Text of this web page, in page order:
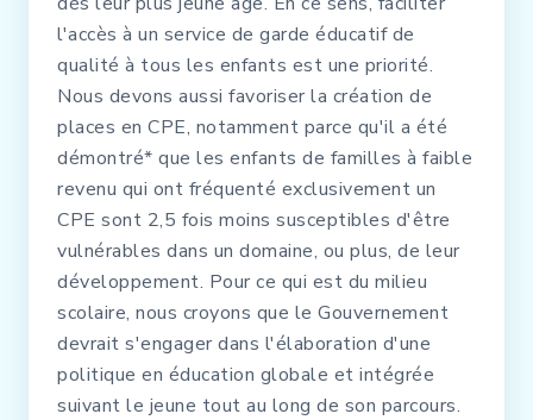
l'accès à un service de garde éducatif de
qualité à tous les enfants est une priorité.
Nous devons aussi favoriser la création de
places en CPE, notamment parce qu'il a été
démontré* que les enfants de familles à faible
revenu qui ont fréquenté exclusivement un
CPE sont 2,5 fois moins susceptibles d'être
vulnérables dans un domaine, ou plus, de leur
développement. Pour ce qui est du milieu
scolaire, nous croyons que le Gouvernement
devrait s'engager dans l'élaboration d'une
politique en éducation globale et intégrée
suivant le jeune tout au long de son parcours.